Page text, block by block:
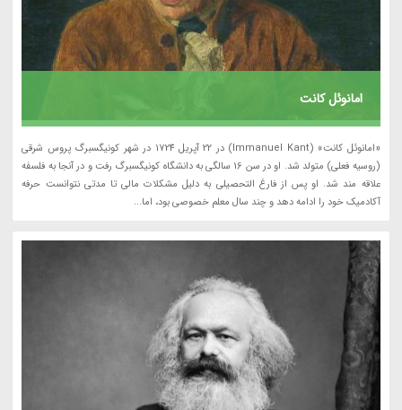
امانوئل کانت
«امانوئل کانت» (Immanuel Kant) در 22 آپریل 1724 در شهر کونیگسبرگ پروس شرقی
(روسیه فعلی) متولد شد. او در سن 16 سالگی به دانشگاه کونیگسبرگ رفت و در آنجا به فلسفه
علاقه مند شد. او پس از فارغ التحصیلی به دلیل مشکلات مالی تا مدتی نتوانست حرفه
آکادمیک خود را ادامه دهد و چند سال معلم خصوصی بود، اما...